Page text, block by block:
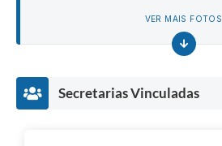
VER MAIS FOTOS
Secretarias Vinculadas